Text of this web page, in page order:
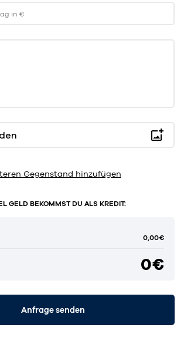
in €
Gegenstand hinzufügen
GELD BEKOMMST DU ALS KREDIT:
0,00€
0€
Anfrage senden